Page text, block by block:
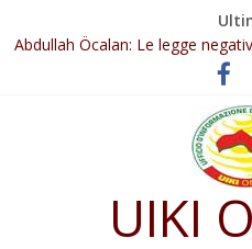
Il KNK chiede un’azione
Abdullah Öcalan: Le legge
Inizia la seconda fase del
Commissione donne del KNK:
Non tenere conto della
l’attuazione della legge
UIKI